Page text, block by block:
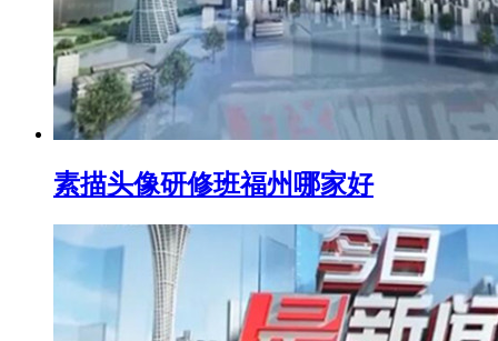
素描头像研修班福州哪家好